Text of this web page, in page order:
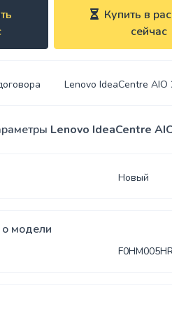
bilan
USB-
Купить в
сейчас
Lenovo IdeaCentre AIO
Lenovo IdeaCentre
Новый
модели